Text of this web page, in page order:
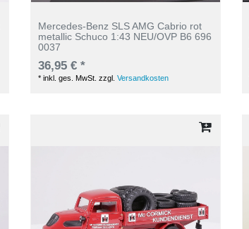
Mercedes-Benz SLS AMG Cabrio rot
metallic Schuco 1:43 NEU/OVP B6 696
0037
36,95 € *
*inkl. ges. MwSt. zzgl.Versandkosten